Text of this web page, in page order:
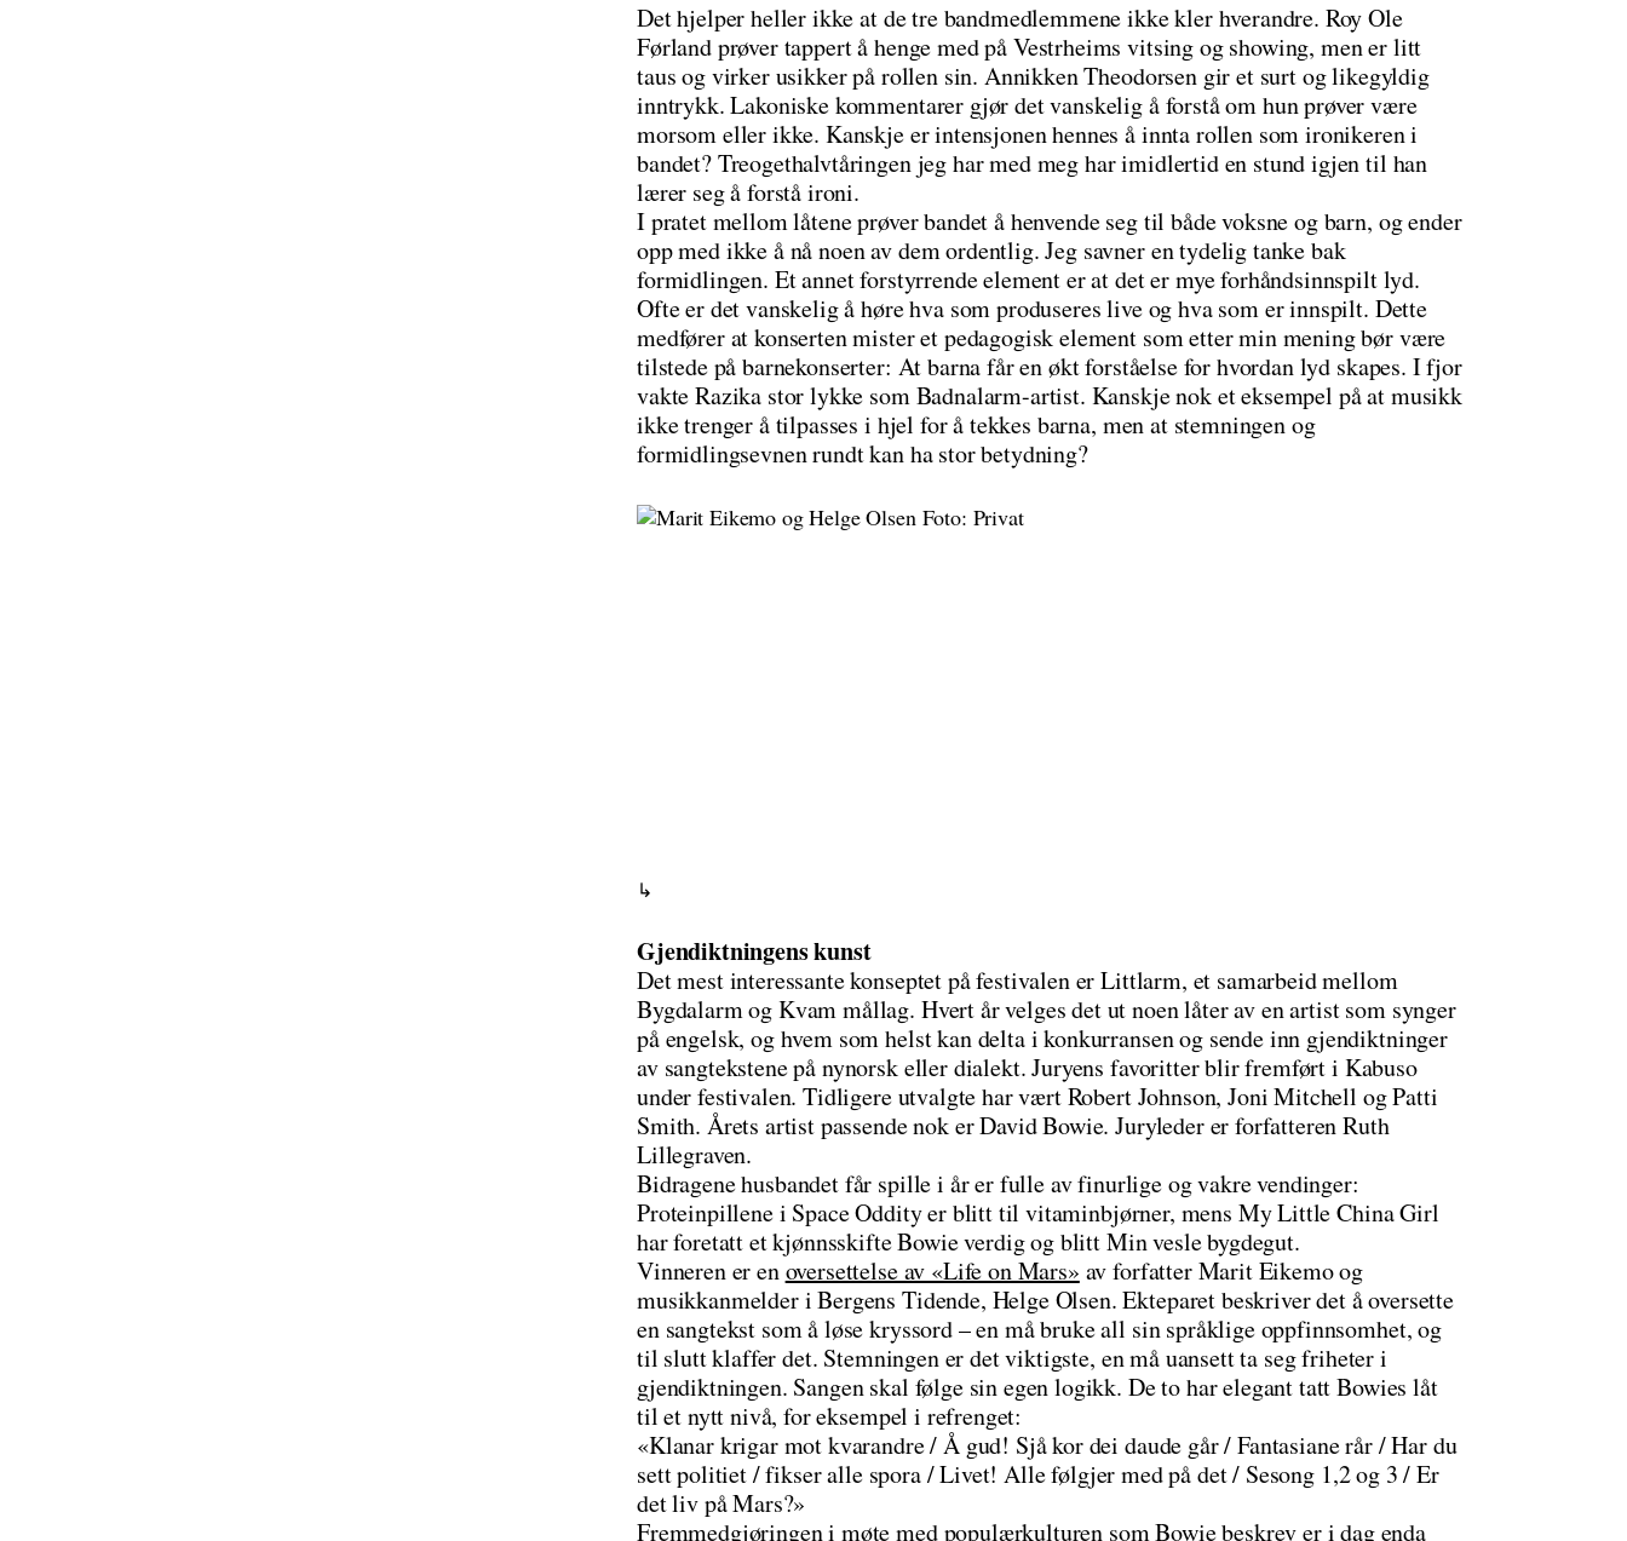
Det hjelper heller ikke at de tre bandmedlemmene ikke kler hverandre. Roy Ole
Førland prøver tappert å henge med på Vestrheims vitsing og showing, men er litt
taus og virker usikker på rollen sin. Annikken Theodorsen gir et surt og likegyldig
inntrykk. Lakoniske kommentarer gjør det vanskelig å forstå om hun prøver være
morsom eller ikke. Kanskje er intensjonen hennes å innta rollen som ironikeren i
bandet? Treogethalvtåringen jeg har med meg har imidlertid en stund igjen til han
lærer seg å forstå ironi.
I pratet mellom låtene prøver bandet å henvende seg til både voksne og barn, og ender
opp med ikke å nå noen av dem ordentlig. Jeg savner en tydelig tanke bak
formidlingen. Et annet forstyrrende element er at det er mye forhåndsinnspilt lyd.
Ofte er det vanskelig å høre hva som produseres live og hva som er innspilt. Dette
medfører at konserten mister et pedagogisk element som etter min mening bør være
tilstede på barnekonserter: At barna får en økt forståelse for hvordan lyd skapes. I fjor
vakte Razika stor lykke som Badnalarm-artist. Kanskje nok et eksempel på at musikk
ikke trenger å tilpasses i hjel for å tekkes barna, men at stemningen og
formidlingsevnen rundt kan ha stor betydning?
Gjendiktningens kunst
Det mest interessante konseptet på festivalen er Littlarm, et samarbeid mellom
Bygdalarm og Kvam mållag. Hvert år velges det ut noen låter av en artist som synger
på engelsk, og hvem som helst kan delta i konkurransen og sende inn gjendiktninger
av sangtekstene på nynorsk eller dialekt. Juryens favoritter blir fremført i Kabuso
under festivalen. Tidligere utvalgte har vært Robert Johnson, Joni Mitchell og Patti
Smith. Årets artist passende nok er David Bowie. Juryleder er forfatteren Ruth
Lillegraven.
Bidragene husbandet får spille i år er fulle av finurlige og vakre vendinger:
Proteinpillene i Space Oddity er blitt til vitaminbjørner, mens My Little China Girl
har foretatt et kjønnsskifte Bowie verdig og blitt Min vesle bygdegut.
Vinneren er enoversettelse av «Life on Mars» av forfatter Marit Eikemo og
musikkanmelder i Bergens Tidende, Helge Olsen. Ekteparet beskriver det å oversette
en sangtekst som å løse kryssord – en må bruke all sin språklige oppfinnsomhet, og
til slutt klaffer det. Stemningen er det viktigste, en må uansett ta seg friheter i
gjendiktningen. Sangen skal følge sin egen logikk. De to har elegant tatt Bowies låt
til et nytt nivå, for eksempel i refrenget:
«Klanar krigar mot kvarandre / Å gud! Sjå kor dei daude går / Fantasiane rår / Har du
sett politiet / fikser alle spora / Livet! Alle følgjer med på det / Sesong 1,2 og 3 / Er
det liv på Mars?»
Fremmedgjøringen i møte med populærkulturen som Bowie beskrev er i dag enda